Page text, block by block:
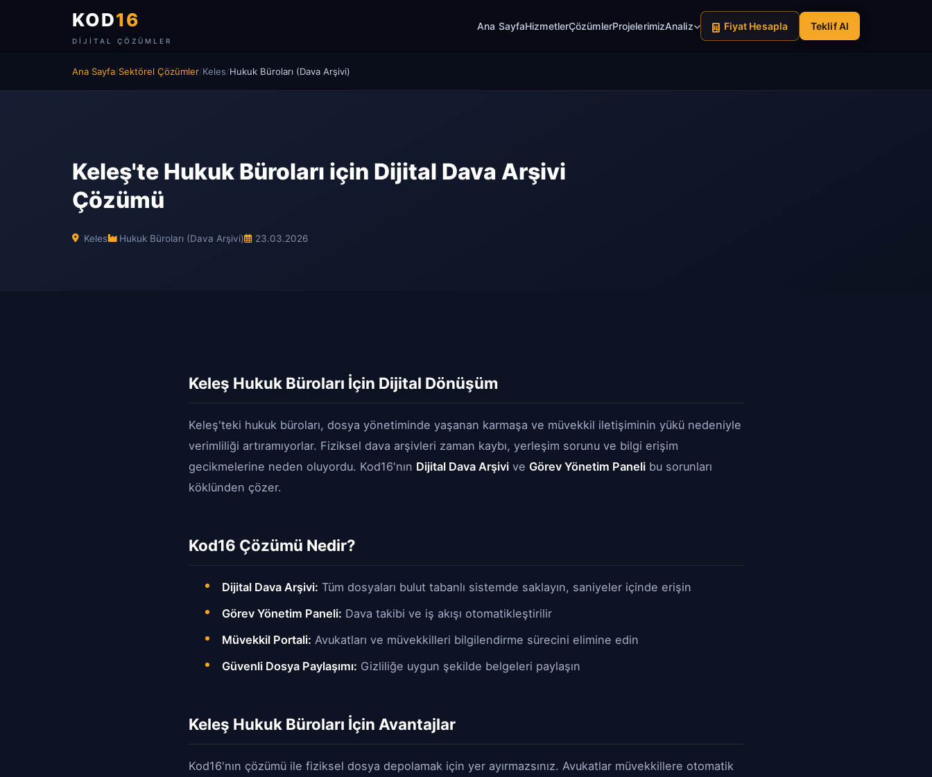
KOD16
DIJITAL ÇÖZÜMLER
Ana SayfaHizmetlerÇözümlerProjelerimizAnaliz Fiyat Hesapla Teklif Al
Ana Sayfa/Sektörel Çözümler/Keles/Hukuk Büroları (Dava Arşivi)
Keleş'te Hukuk Büroları için Dijital Dava Arşivi
Çözümü
Keles Hukuk Büroları (Dava Arşivi) 23.03.2026
Keleş Hukuk Büroları İçin Dijital Dönüşüm
Keleş'teki hukuk büroları, dosya yönetiminde yaşanan karmaşa ve müvekkil iletişiminin yükü nedeniyle
verimliliği artıramıyorlar. Fiziksel dava arşivleri zaman kaybı, yerleşim sorunu ve bilgi erişim
gecikmelerine neden oluyordu. Kod16'nın Dijital Dava Arşivi ve Görev Yönetim Paneli bu sorunları
köklünden çözer.
Kod16 Çözümü Nedir?
Dijital Dava Arşivi: Tüm dosyaları bulut tabanlı sistemde saklayın, saniyeler içinde erişin
Görev Yönetim Paneli: Dava takibi ve iş akışı otomatikleştirilir
Müvekkil Portali: Avukatları ve müvekkilleri bilgilendirme sürecini elimine edin
Güvenli Dosya Paylaşımı: Gizliliğe uygun şekilde belgeleri paylaşın
Keleş Hukuk Büroları İçin Avantajlar
Kod16'nın çözümü ile fiziksel dosya depolamak için yer ayırmazsınız. Avukatlar müvekkillere otomatik